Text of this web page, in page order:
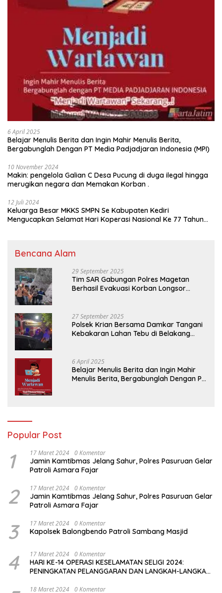
6 April 2025
Belajar Menulis Berita dan Ingin Mahir Menulis Berita,
Bergabunglah Dengan PT Media Padjadjaran Indonesia (MPI)
10 November 2024
Makin: pengelola Galian C Desa Pucung di duga ilegal hingga
merugikan negara dan Memakan Korban .
12 Juli 2024
Keluarga Besar MKKS SMPN Se Kabupaten Kediri
Mengucapkan Selamat Hari Koperasi Nasional Ke 77 Tahun
Bencana Alam
29 September 2025
Tim SAR Gabungan Polres Magetan
Berhasil Evakuasi Korban Longsor
27 September 2025
Polsek Krian Bersama Damkar Tangani
Kebakaran Lahan Tebu di Belakang
6 April 2025
Belajar Menulis Berita dan Ingin Mahir
Menulis Berita, Bergabunglah Dengan PT
Popular Post
1 17 Maret 2024 0 Komentar
Jamin Kamtibmas Jelang Sahur, Polres Pasuruan Gelar
Patroli Asmara Fajar
2 17 Maret 2024 0 Komentar
Jamin Kamtibmas Jelang Sahur, Polres Pasuruan Gelar
Patroli Asmara Fajar
3 17 Maret 2024 0 Komentar
Kapolsek Balongbendo Patroli Sambang Masjid
4 17 Maret 2024 0 Komentar
HARI KE-14 OPERASI KESELAMATAN SELIGI 2024:
PENINGKATAN PELANGGARAN DAN LANGKAH-LANGKAH
18 Maret 2024 0 Komentar